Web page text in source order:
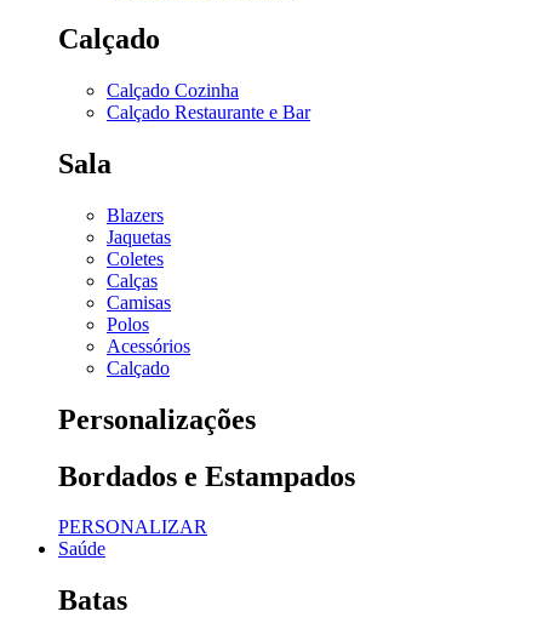
Calçado
Calçado Cozinha
Calçado Restaurante e Bar
Sala
Blazers
Jaquetas
Coletes
Calças
Camisas
Polos
Acessórios
Calçado
Personalizações
Bordados e Estampados
PERSONALIZAR
Saúde
Batas